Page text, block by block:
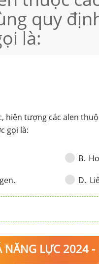
quy
là:
hiện tượng các alen
gọi là:
B.
D.
LỰC 2024 -